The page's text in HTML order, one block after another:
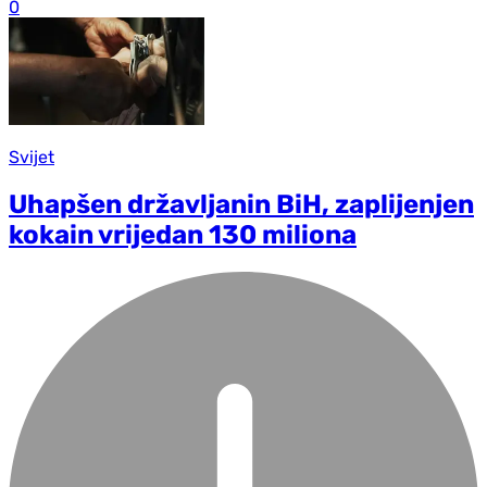
0
Svijet
Uhapšen državljanin BiH, zaplijenjen
kokain vrijedan 130 miliona